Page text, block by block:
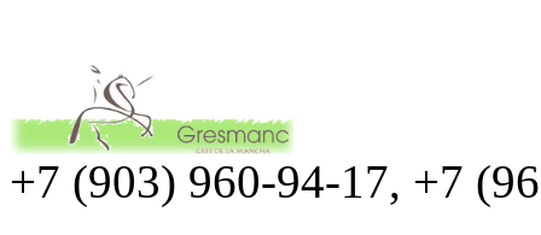
+7 (903) 960-94-17, +7